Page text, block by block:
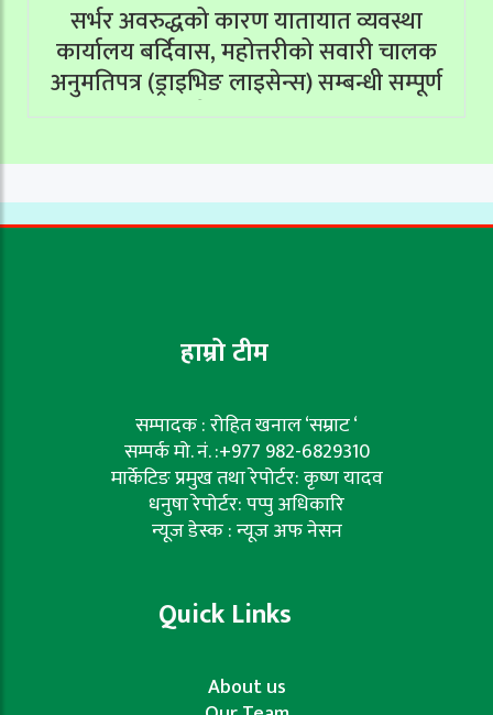
सर्भर अवरुद्धको कारण यातायात व्यवस्था
कार्यालय बर्दिवास, महोत्तरीको सवारी चालक
अनुमतिपत्र (ड्राइभिङ लाइसेन्स) सम्बन्धी सम्पूर्ण
सेवाहरू बन्द
हाम्रो टीम
सम्पादक : रोहित खनाल ‘सम्राट ‘
सम्पर्क मो. नं. :+977 982-6829310
मार्केटिङ प्रमुख तथा रेपोर्टर: कृष्ण यादव
धनुषा रेपोर्टर: पप्पु अधिकारि
न्यूज डेस्क : न्यूज अफ नेसन
Quick Links
About us